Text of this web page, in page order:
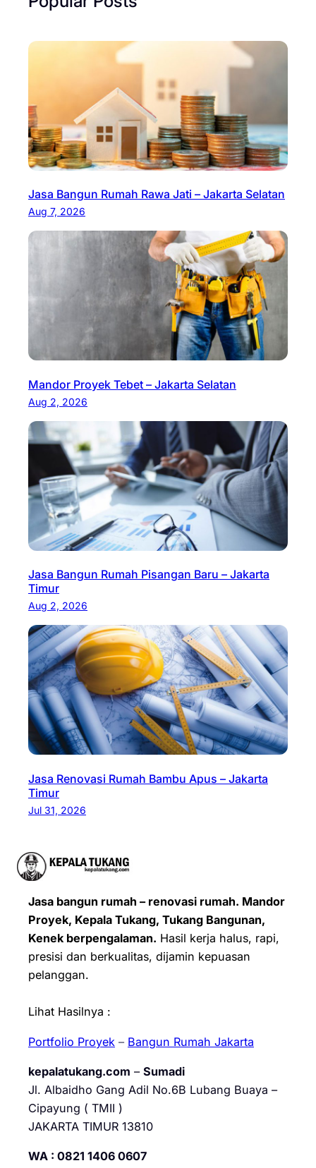
Jasa Bangun Rumah Rawa Jati – Jakarta Selatan
Aug 7, 2026
Mandor Proyek Tebet – Jakarta Selatan
Aug 2, 2026
Jasa Bangun Rumah Pisangan Baru – Jakarta
Timur
Aug 2, 2026
Jasa Renovasi Rumah Bambu Apus – Jakarta
Timur
Jul 31, 2026
Jasa bangun rumah – renovasi rumah. Mandor
Proyek, Kepala Tukang, Tukang Bangunan,
Kenek berpengalaman. Hasil kerja halus, rapi,
presisi dan berkualitas, dijamin kepuasan
pelanggan.
Lihat Hasilnya :
Portfolio Proyek – Bangun Rumah Jakarta
kepalatukang.com – Sumadi
Jl. Albaidho Gang Adil No.6B Lubang Buaya –
Cipayung ( TMII )
JAKARTA TIMUR 13810
WA : 0821 1406 0607